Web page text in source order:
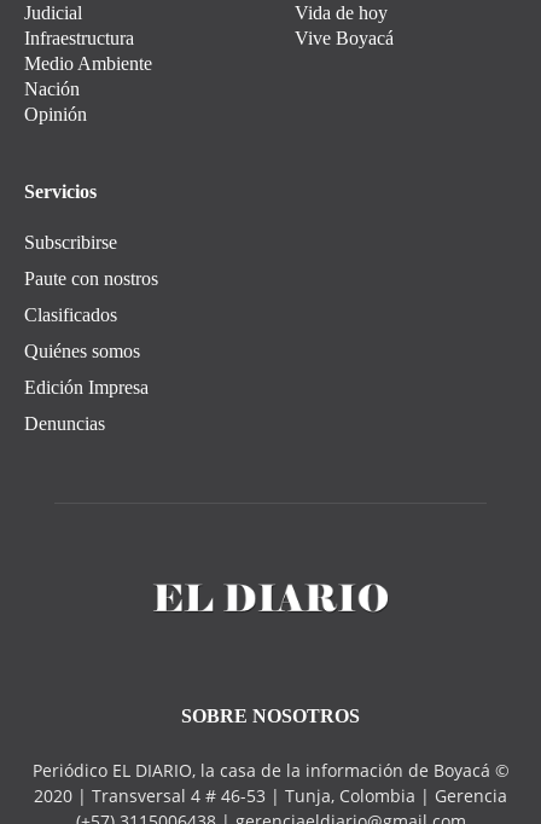
Judicial
Infraestructura
Medio Ambiente
Nación
Opinión
Vida de hoy
Vive Boyacá
Servicios
Subscribirse
Paute con nostros
Clasificados
Quiénes somos
Edición Impresa
Denuncias
SOBRE NOSOTROS
Periódico EL DIARIO, la casa de la información de Boyacá ©
2020 | Transversal 4 # 46-53 | Tunja, Colombia | Gerencia